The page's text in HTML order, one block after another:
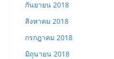
กันยายน 2018
สิงหาคม 2018
กรกฎาคม 2018
มิถุนายน 2018